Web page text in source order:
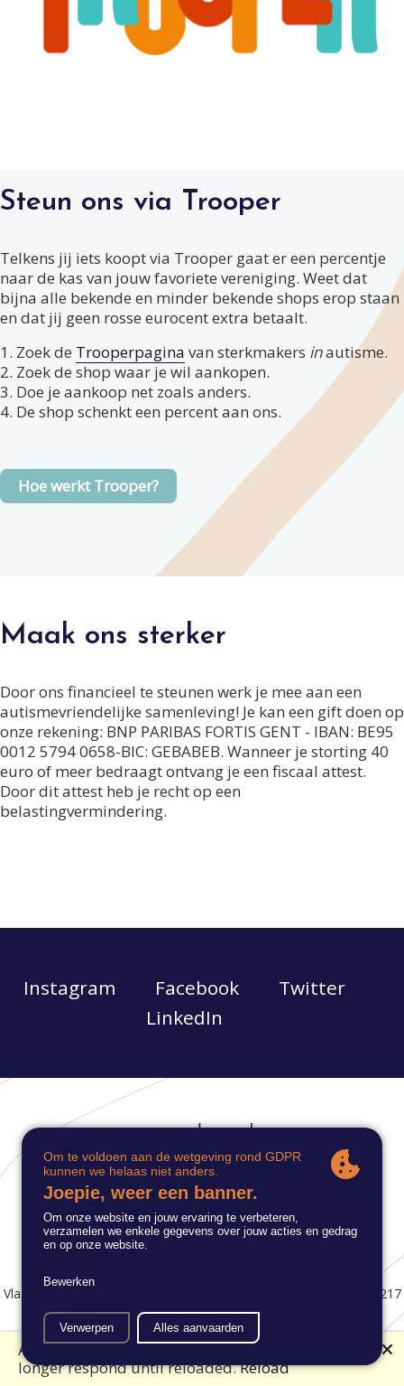
MENU
Steun ons via Trooper
Telkens jij iets koopt via Trooper gaat er een percentje
naar de kas van jouw favoriete vereniging. Weet dat
bijna alle bekende en minder bekende shops erop staan
en dat jij geen rosse eurocent extra betaalt.
1. Zoek de Trooperpagina van sterkmakers inautisme.
2. Zoek de shop waar je wil aankopen.
3. Doe je aankoop net zoals anders.
4. De shop schenkt een percent aan ons.
Hoe werkt Trooper?
Maak ons sterker
Door ons financieel te steunen werk je mee aan een
autismevriendelijke samenleving! Je kan een gift doen op
onze rekening: BNP PARIBAS FORTIS GENT - IBAN: BE95
0012 5794 0658-BIC: GEBABEB. Wanneer je storting 40
euro of meer bedraagt ontvang je een fiscaal attest.
Door dit attest heb je recht op een
belastingvermindering.
Instagram Facebook
Twitter
LinkedIn
Groot Begijnhof 85, 9040 Gent
info@autisme.be
Vlaamse Dienst Autisme © 2021 | ondernemingsnummer: 0462 217
569 |privacybeleid
An error has occurred. This application may no
longer respond until reloaded.Reload
🗙